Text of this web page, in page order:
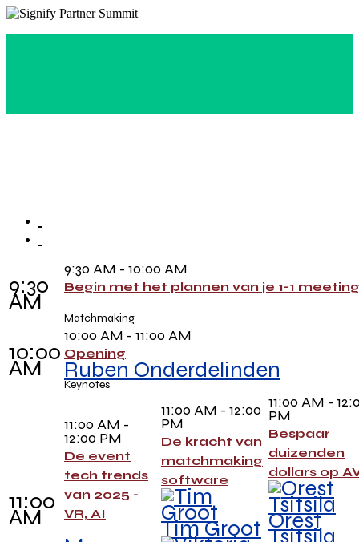
9:30
AM
9:30 AM - 10:00 AM
Begin met het plannen van je 1-1
Matchmaking
10:00
AM
10:00 AM - 11:00 AM
Opening
Ruben Onderdelinden
Keynotes
11:00
AM
11:00 AM -
12:00 PM
De event
tech trends
van 2025 -
VR, AI
11:00 AM - 12:00
PM
De kracht van
matchmaking
software
Tim Groot
11:00 AM -
PM
Bespaar
duizenden
dollars op
Orest
Tsitsila